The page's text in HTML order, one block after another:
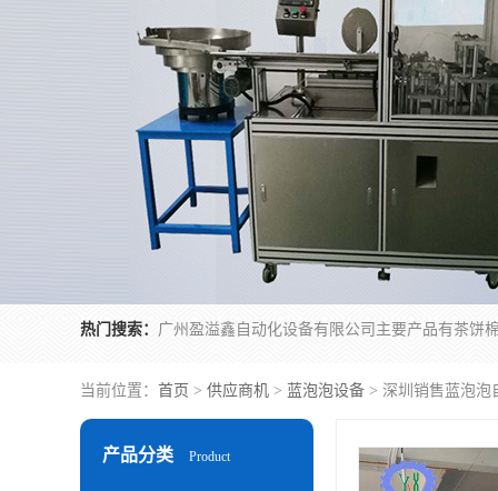
热门搜索：
当前位置： 首页 > 供应商机 > 蓝泡泡设备 > 深圳销售蓝泡泡
产品分类 Product